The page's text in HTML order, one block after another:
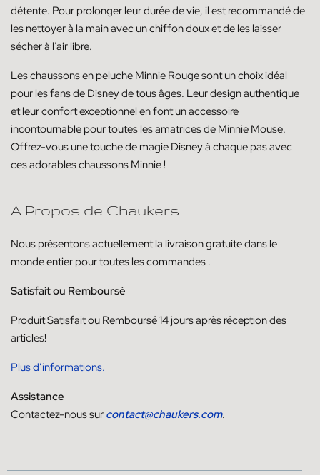
détente. Pour prolonger leur durée de vie, il est recommandé de
les nettoyer à la main avec un chiffon doux et de les laisser
sécher à l’air libre.
Les chaussons en peluche Minnie Rouge sont un choix idéal
pour les fans de Disney de tous âges. Leur design authentique
et leur confort exceptionnel en font un accessoire
incontournable pour toutes les amatrices de Minnie Mouse.
Offrez-vous une touche de magie Disney à chaque pas avec
ces adorables chaussons Minnie !
A Propos de Chaukers
Nous présentons actuellement la livraisongratuite dans le
monde entier pour toutes les commandes .
Satisfait ou Remboursé
ProduitSatisfait ou Remboursé14joursaprès réception des
articles!
Plus d’informations.
Assistance
Contactez-nous sur contact@chaukers.com.